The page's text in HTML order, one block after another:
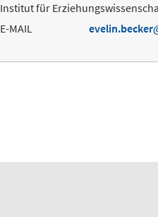
Institut für
E-MAIL
evelin.becker